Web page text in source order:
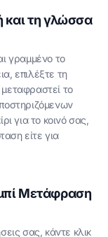
και τη γλώσσα
γραμμένο το
επιλέξτε τη
το
για το κοινό σας,
είτε για
Μετάφραση
σας, κάντε κλικ